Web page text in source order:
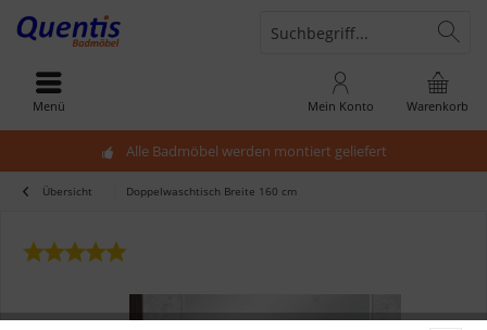
Alle Badmöbel werden montiert geliefert
Warenkorb
Mein Konto
Menü
Übersicht Doppelwaschtisch Breite 160 cm